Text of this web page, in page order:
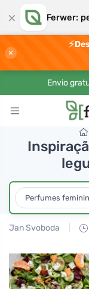
× Ferwer:
×
⚡
Envio
Perfumes
Jan Svoboda